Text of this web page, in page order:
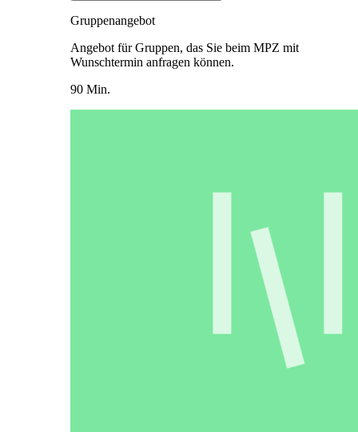
Gruppenangebot
Angebot für Gruppen, das Sie beim MPZ mit
Wunschtermin anfragen können.
90 Min.